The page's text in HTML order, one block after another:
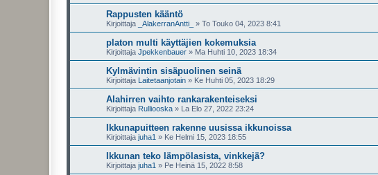
Rappusten kääntö
Kirjoittaja _AlakerranAntti_ » To Touko 04, 2023 8:41
platon multi käyttäjien kokemuksia
Kirjoittaja Jpekkenbauer » Ma Huhti 10, 2023 18:34
Kylmävintin sisäpuolinen seinä
Kirjoittaja Laitetaanjotain » Ke Huhti 05, 2023 18:29
Alahirren vaihto rankarakenteiseksi
Kirjoittaja Rulliooska » La Elo 27, 2022 23:24
Ikkunapuitteen rakenne uusissa ikkunoissa
Kirjoittaja juha1 » Ke Helmi 15, 2023 18:55
Ikkunan teko lämpölasista, vinkkejä?
Kirjoittaja juha1 » Pe Heinä 15, 2022 8:58